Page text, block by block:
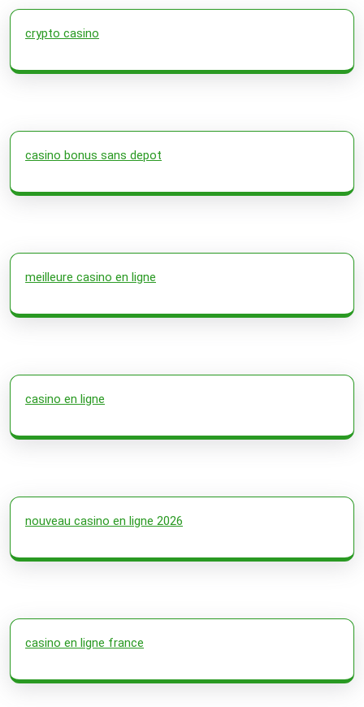
crypto casino
casino bonus sans depot
meilleure casino en ligne
casino en ligne
nouveau casino en ligne 2026
casino en ligne france